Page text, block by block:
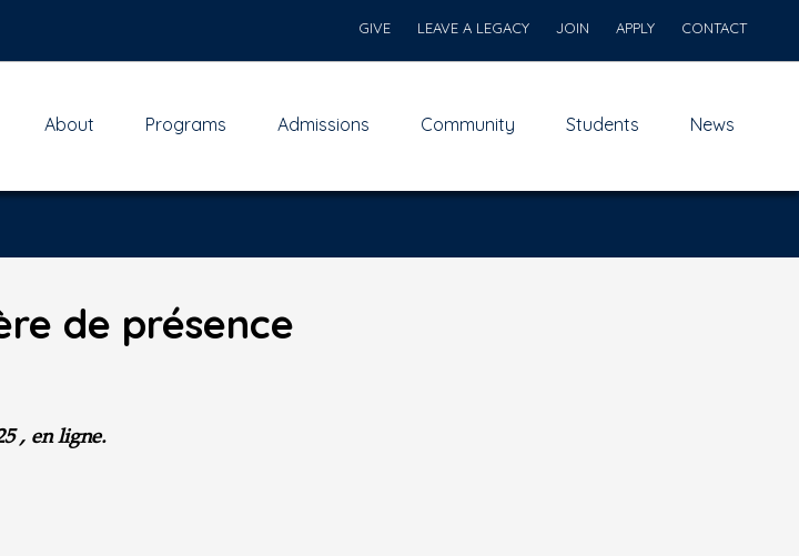
GIVE LEAVE A LEGACY JOIN APPLY CONTACT
About Programs Admissions Community Students News
de présence
, en ligne.